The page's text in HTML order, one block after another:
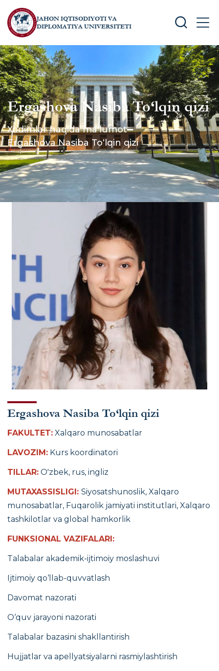
JAHON IQTISODIYOTI VA
DIPLOMATIYA UNIVERSITETI
SEARCH
Ergashova Nasiba To‘lqin qizi
Xodimlar haqida ma'lumot
Ergashova Nasiba To‘lqin qizi
Ergashova Nasiba To‘lqin qizi
FAKULTET: Xalqaro munosabatlar
LAVOZIM: Kurs koordinatori
TILLAR: O'zbek, rus, ingliz
MUTAXASSISLIGI: Siyosatshunoslik, Xalqaro
munosabatlar, Fuqarolik jamiyati institutlari, Xalqaro
tashkilotlar va global hamkorlik
FUNKSIONAL VAZIFALARI:
Talabalar akademik-ijtimoiy moslashuvi
Ijtimoiy qo‘llab-quvvatlash
Davomat nazorati
O‘quv jarayoni nazorati
Talabalar bazasini shakllantirish
Hujjatlar va apellyatsiyalarni rasmiylashtirish